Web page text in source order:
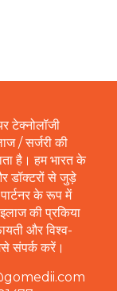
टेक्नोलॉजी
/ सर्जरी की
है। हम भारत के
डॉक्टरों से जुड़े
के रूप में
की प्रकिया
और विश्व-
संपर्क करें।